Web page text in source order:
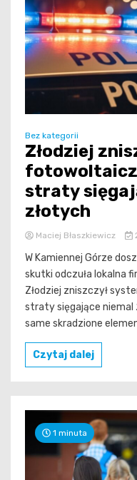
Bez kategorii
Złodziej
straty
złotych
Maciej Błaszkiewicz
W Kamiennej Górze
skutki odczuła lokalna
Złodziej zniszczył
straty sięgające
same skradzione
Czytaj dalej
1 minuta